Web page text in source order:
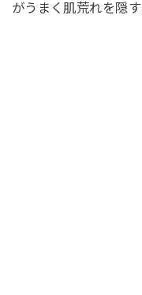
がうまく肌荒れを隠